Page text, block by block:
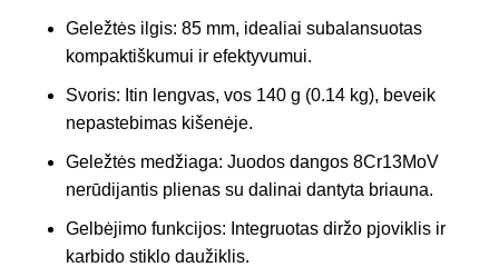
Geležtės ilgis: 85 mm, idealiai subalansuotas
kompaktiškumui ir efektyvumui.
Svoris: Itin lengvas, vos 140 g (0.14 kg), beveik
nepastebimas kišenėje.
Geležtės medžiaga: Juodos dangos 8Cr13MoV
nerūdijantis plienas su dalinai dantyta briauna.
Gelbėjimo funkcijos: Integruotas diržo pjoviklis ir
karbido stiklo daužiklis.